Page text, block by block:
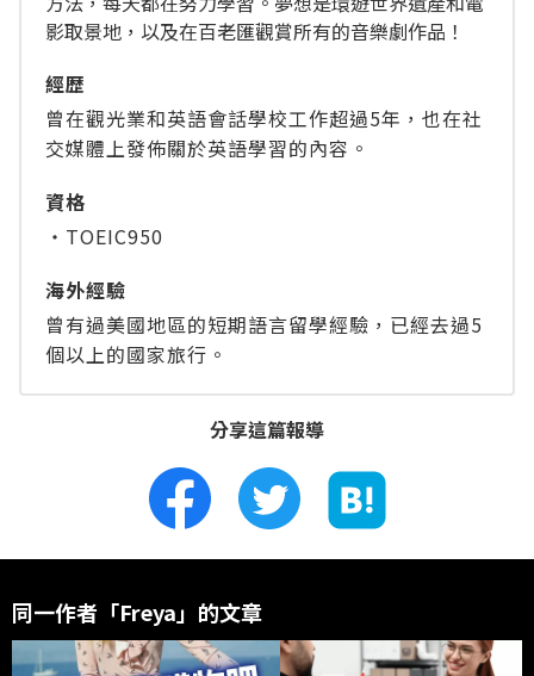
影取景地，以及在百老匯觀賞所有的音樂劇作品！
經歴
曾在觀光業和英語會話學校工作超過5年，也在社
交媒體上發佈關於英語學習的內容。
資格
・TOEIC950
海外經驗
曾有過美國地區的短期語言留學經驗，已經去過5
個以上的國家旅行。
分享這篇報導
同一作者「Freya」的文章